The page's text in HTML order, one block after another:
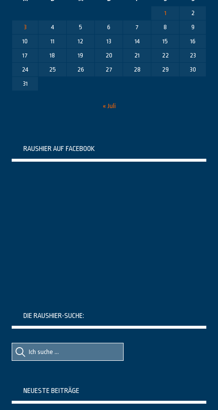
1
2
3
4 5 6 7 8
9
10
11 12 13 14 15
16
17
18 19 20 21 22
23
24
25 26 27 28 29
30
31
« Juli
RAUSHIER AUF FACEBOOK
DIE RAUSHIER-SUCHE:
Suche
nach::
Suche
nach:
NEUESTE BEITRÄGE